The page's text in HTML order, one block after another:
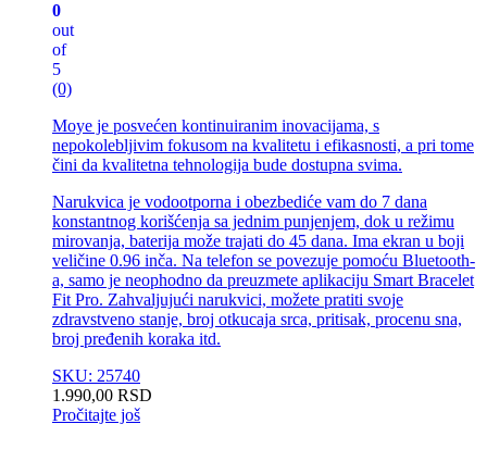
0
out
of
5
(0)
Moye je posvećen kontinuiranim inovacijama, s
nepokolebljivim fokusom na kvalitetu i efikasnosti, a pri tome
čini da kvalitetna tehnologija bude dostupna svima.
Narukvica je vodootporna i obezbediće vam do 7 dana
konstantnog korišćenja sa jednim punjenjem, dok u režimu
mirovanja, baterija može trajati do 45 dana. Ima ekran u boji
veličine 0.96 inča. Na telefon se povezuje pomoću Bluetooth-
a, samo je neophodno da preuzmete aplikaciju Smart Bracelet
Fit Pro. Zahvaljujući narukvici, možete pratiti svoje
zdravstveno stanje, broj otkucaja srca, pritisak, procenu sna,
broj pređenih koraka itd.
SKU: 25740
1.990,00 RSD
Pročitajte još